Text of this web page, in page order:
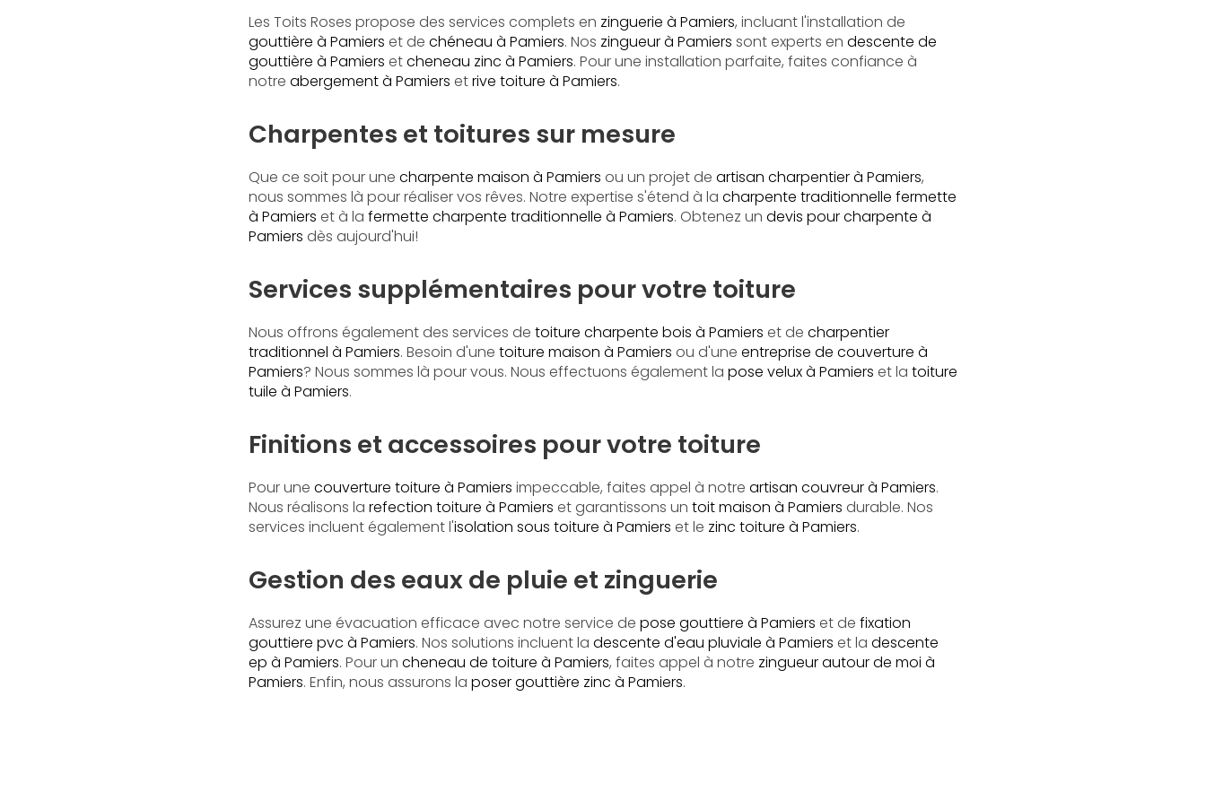
Les Toits Roses propose des services complets en zinguerie à Pamiers, incluant l'installation de
gouttière à Pamiers et de chéneau à Pamiers. Nos zingueur à Pamiers sont experts en descente de
gouttière à Pamiers etcheneau zinc à Pamiers. Pour une installation parfaite, faites confiance à
notre abergement à Pamiers etrive toiture à Pamiers.
Charpentes et toitures sur mesure
Que ce soit pour une charpente maison à Pamiers ou un projet de artisan charpentier à Pamiers,
nous sommes là pour réaliser vos rêves. Notre expertise s'étend à la charpente traditionnelle fermette
à Pamiers et à la fermette charpente traditionnelle à Pamiers. Obtenez un devis pour charpente à
Pamiers dès aujourd'hui!
Services supplémentaires pour votre toiture
Nous offrons également des services de toiture charpente bois à Pamiers et de charpentier
traditionnel à Pamiers. Besoin d'une toiture maison à Pamiers ou d'une entreprise de couverture à
Pamiers? Nous sommes là pour vous. Nous effectuons également la pose velux à Pamiers et la toiture
tuile à Pamiers.
Finitions et accessoires pour votre toiture
Pour une couverture toiture à Pamiers impeccable, faites appel à notre artisan couvreur à Pamiers.
Nous réalisons la refection toiture à Pamiers et garantissons un toit maison à Pamiers durable. Nos
services incluent également l'isolation sous toiture à Pamiers et le zinc toiture à Pamiers.
Gestion des eaux de pluie et zinguerie
Assurez une évacuation efficace avec notre service de pose gouttiere à Pamiers et de fixation
gouttiere pvc à Pamiers. Nos solutions incluent la descente d'eau pluviale à Pamiers et la descente
ep à Pamiers. Pour un cheneau de toiture à Pamiers, faites appel à notre zingueur autour de moi à
Pamiers. Enfin, nous assurons la poser gouttière zinc à Pamiers.